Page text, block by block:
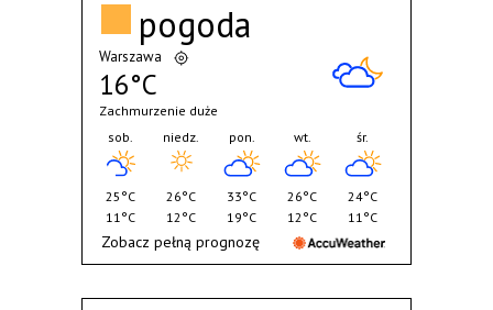
pogoda
Warszawa
16°C
Zachmurzenie duże
sob.
25°C
11°C
niedz.
26°C
12°C
pon.
33°C
19°C
wt.
26°C
12°C
śr.
24°C
11°C
Zobacz pełną prognozę